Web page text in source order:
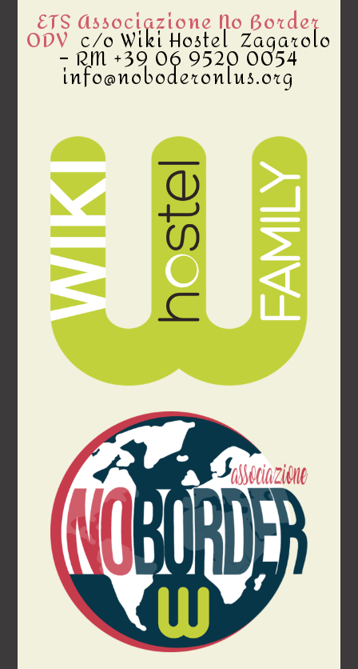
ETS Associazione No Border
ODV c/o Wiki Hostel Zagarolo
– RM +39 06 9520 0054
info@noboderonlus.org